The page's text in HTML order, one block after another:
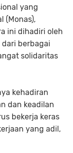
yang
(Monas),
ini dihadiri oleh
berbagai
solidaritas
kehadiran
dan keadilan
bekerja keras
yang adil,